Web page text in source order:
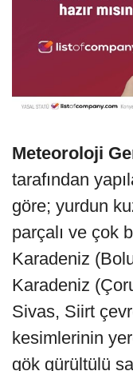
Meteoroloji
tarafından
göre; yurdun
parçalı ve çok
Karadeniz
Karadeniz
Sivas, Siirt
kesimlerinin
gök gürültülü